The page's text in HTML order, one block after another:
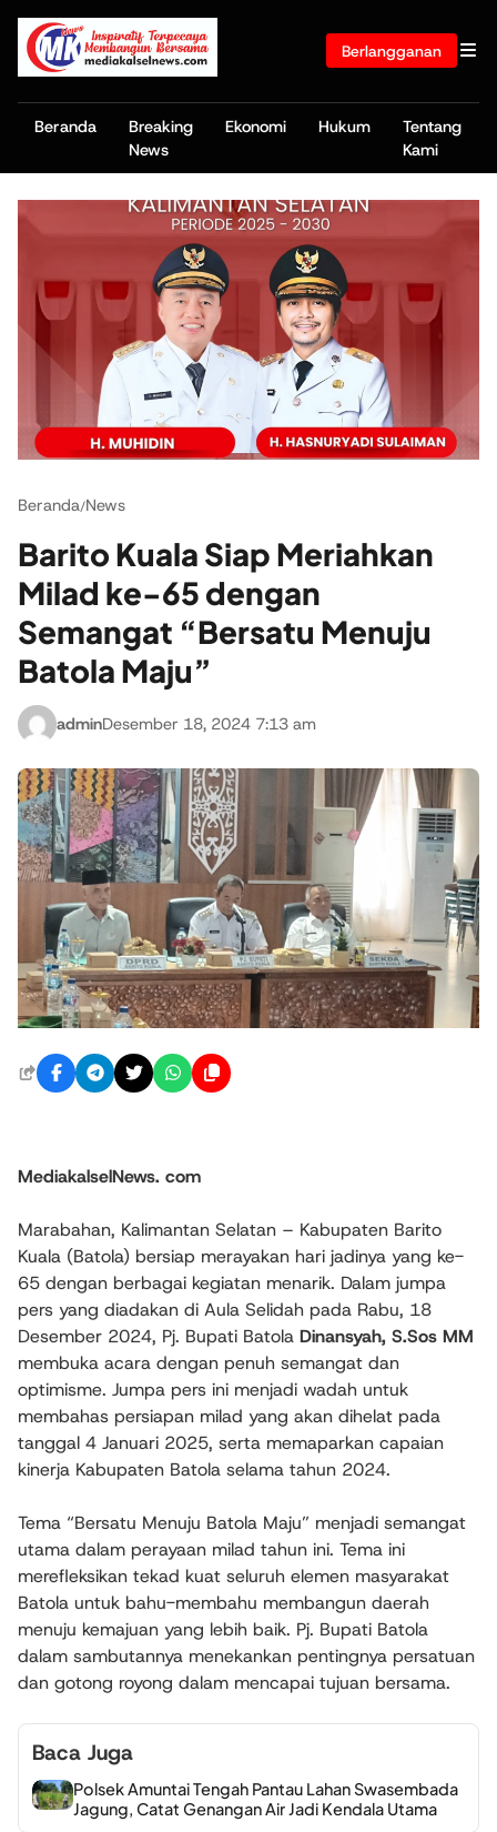
Berlangganan
Beranda
Breaking
News
Ekonomi Hukum
Tentang
Kami
Beranda/News
Barito Kuala Siap Meriahkan
Milad ke-65 dengan
Semangat “Bersatu Menuju
Batola Maju”
adminDesember 18, 2024 7:13 am
MediakalselNews. com
Marabahan, Kalimantan Selatan – Kabupaten Barito
Kuala (Batola) bersiap merayakan hari jadinya yang ke-
65 dengan berbagai kegiatan menarik. Dalam jumpa
pers yang diadakan di Aula Selidah pada Rabu, 18
Desember 2024, Pj. Bupati Batola Dinansyah, S.Sos MM
membuka acara dengan penuh semangat dan
optimisme. Jumpa pers ini menjadi wadah untuk
membahas persiapan milad yang akan dihelat pada
tanggal 4 Januari 2025, serta memaparkan capaian
kinerja Kabupaten Batola selama tahun 2024.
Tema “Bersatu Menuju Batola Maju” menjadi semangat
utama dalam perayaan milad tahun ini. Tema ini
merefleksikan tekad kuat seluruh elemen masyarakat
Batola untuk bahu-membahu membangun daerah
menuju kemajuan yang lebih baik. Pj. Bupati Batola
dalam sambutannya menekankan pentingnya persatuan
dan gotong royong dalam mencapai tujuan bersama.
Baca Juga
Polsek Amuntai Tengah Pantau Lahan Swasembada
Jagung, Catat Genangan Air Jadi Kendala Utama